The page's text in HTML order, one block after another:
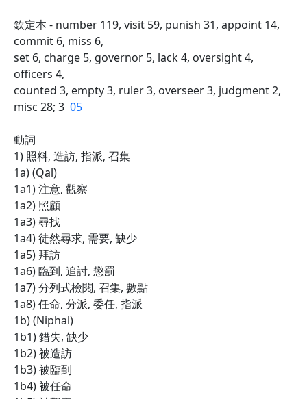
欽定本 - number 119, visit 59, punish 31, appoint 14,
commit 6, miss 6,
set 6, charge 5, governor 5, lack 4, oversight 4,
officers 4,
counted 3, empty 3, ruler 3, overseer 3, judgment 2,
misc 28; 3 05
動詞
1) 照料, 造訪, 指派, 召集
1a) (Qal)
1a1) 注意, 觀察
1a2) 照顧
1a3) 尋找
1a4) 徒然尋求, 需要, 缺少
1a5) 拜訪
1a6) 臨到, 追討, 懲罰
1a7) 分列式檢閱, 召集, 數點
1a8) 任命, 分派, 委任, 指派
1b) (Niphal)
1b1) 錯失, 缺少
1b2) 被造訪
1b3) 被臨到
1b4) 被任命